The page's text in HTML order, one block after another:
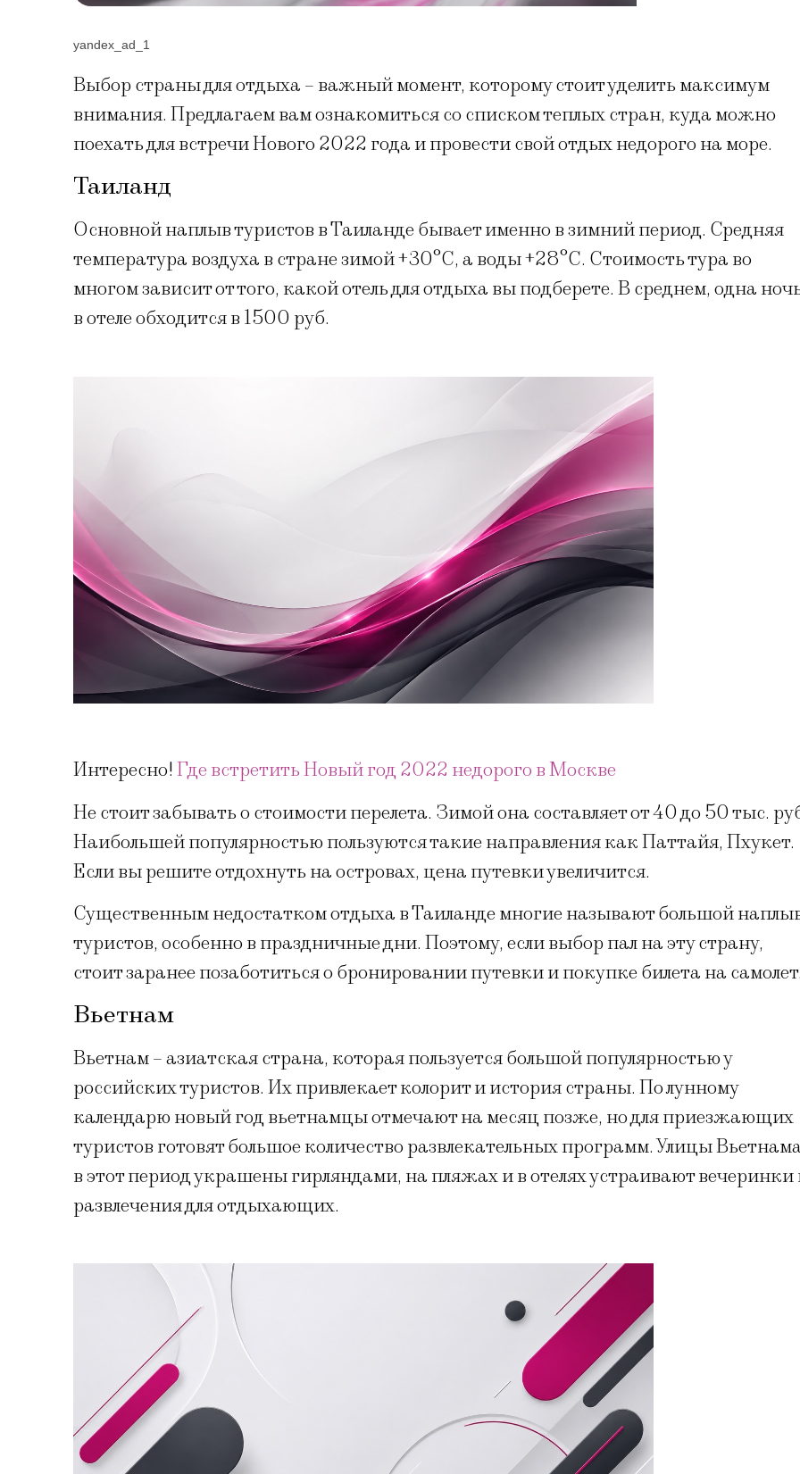
yandex_ad_1
Выбор страны для отдыха – важный момент, которому стоит уделить максимум
внимания. Предлагаем вам ознакомиться со списком теплых стран, куда можно
поехать для встречи Нового 2022 года и провести свой отдых недорого на море.
Таиланд
Основной наплыв туристов в Таиланде бывает именно в зимний период. Средняя
температура воздуха в стране зимой +30°С, а воды +28°С. Стоимость тура во
многом зависит от того, какой отель для отдыха вы подберете. В среднем, одна
в отеле обходится в 1500 руб.
Интересно!Где встретить Новый год 2022 недорого в Москве
Не стоит забывать о стоимости перелета. Зимой она составляет от 40 до 50 тыс.
Наибольшей популярностью пользуются такие направления как Паттайя, Пхукет.
Если вы решите отдохнуть на островах, цена путевки увеличится.
Существенным недостатком отдыха в Таиланде многие называют большой
туристов, особенно в праздничные дни. Поэтому, если выбор пал на эту страну,
стоит заранее позаботиться о бронировании путевки и покупке билета на
Вьетнам
Вьетнам – азиатская страна, которая пользуется большой популярностью у
российских туристов. Их привлекает колорит и история страны. По лунному
календарю новый год вьетнамцы отмечают на месяц позже, но для приезжающих
туристов готовят большое количество развлекательных программ. Улицы
в этот период украшены гирляндами, на пляжах и в отелях устраивают вечеринки
развлечения для отдыхающих.